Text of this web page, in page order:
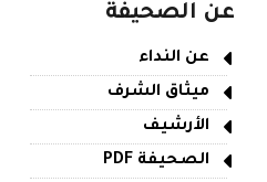
عن الصحيفة
عن النداء
ميثاق الشرف
الأرشيف
الصحيفة PDF